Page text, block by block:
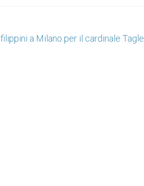
a Milano per il cardinale Tagle